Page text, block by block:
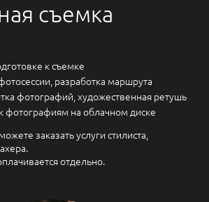
съемка
к съемке
разработка маршрута
фотографий, художественная ретушь
фотографиям на облачном диске
заказать услуги стилиста,
отдельно.